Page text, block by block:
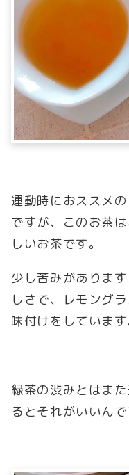
運動時におススメ
ですが、このお茶
しいお茶です。
少し苦みがありま
しさで、レモング
味付けをしています
緑茶の渋みとはま
るとそれがいいんで